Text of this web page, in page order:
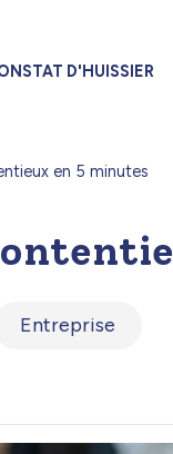
D'HUISSIER
en 5 minutes
Entreprise